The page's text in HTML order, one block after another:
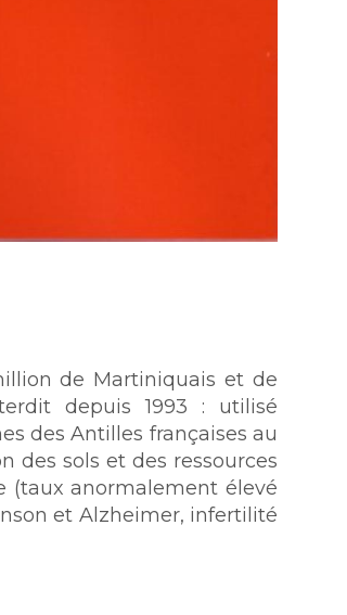
de Martiniquais et de
depuis 1993 : utilisé
des Antilles françaises au
des sols et des ressources
(taux anormalement élevé
et Alzheimer, infertilité